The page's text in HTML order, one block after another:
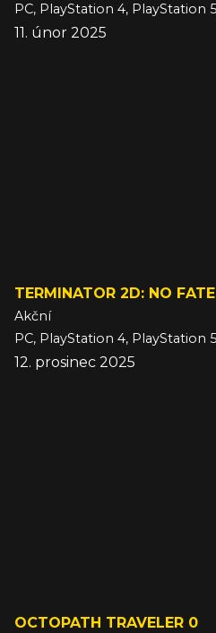
11. únor 2025
TERMINATOR 2D: NO FATE
Akční
12. prosinec 2025
OCTOPATH TRAVELER 0